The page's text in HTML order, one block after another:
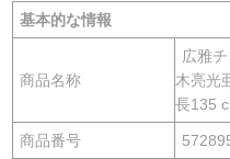
基本的な情報
商品名称
広雅
木亮光
長135
商品番号